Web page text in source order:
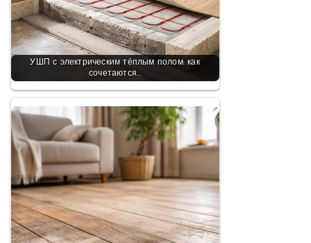
УШП с электрическим тёплым полом: как
сочетаются…